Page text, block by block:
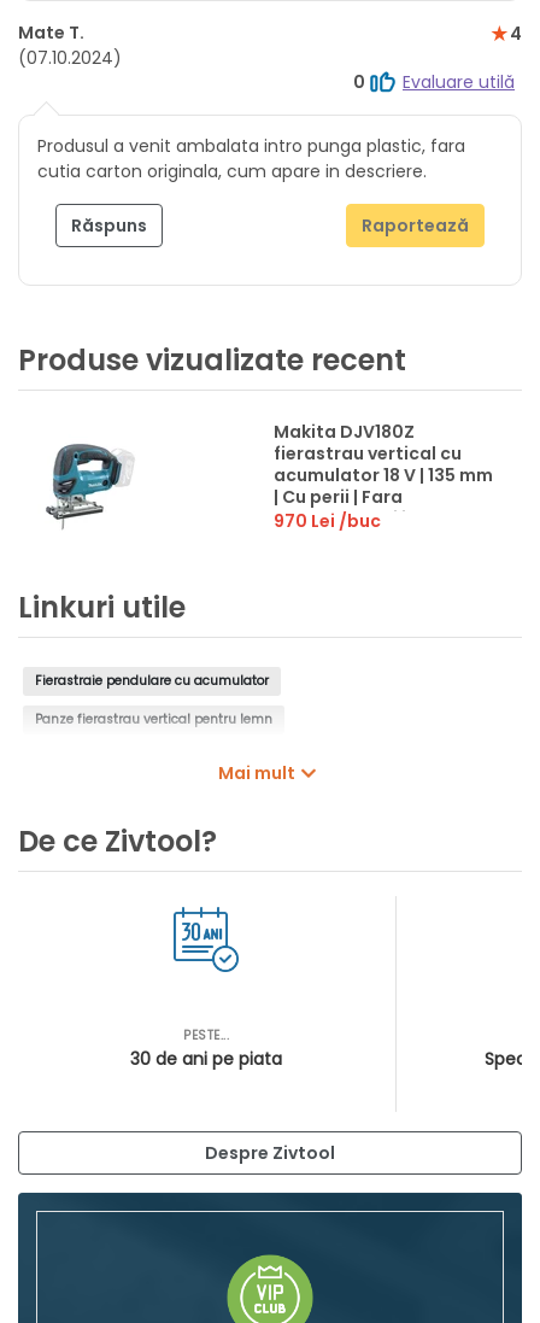
Mate T.
(07.10.2024)
4
0
Evaluare utilă
Produsul a venit ambalata intro punga plastic, fara
cutia carton originala, cum apare in descriere.
Răspuns Raportează
Produse vizualizate recent
Makita DJV180Z
fierastrau vertical cu
acumulator 18 V | 135 mm
| Cu perii | Fara
acumulator si incarcator
970 Lei /buc
Linkuri utile
Fierastraie pendulare cu acumulator
Panze fierastrau vertical pentru lemn
Panze fierastrau vertical pentru paneluri aluminiu
Panze fierastrau vertical pentru lemn, metal, plastic
Panze fierastrau vertical pentru piele, cauciuc, carton
Seturi panze fierastrau vertical
Mai mult
De ce Zivtool?
PESTE...
30 de ani pe piata
Despre Zivtool